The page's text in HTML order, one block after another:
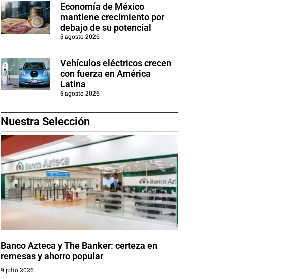
Economía de México
mantiene crecimiento por
debajo de su potencial
5 agosto 2026
Vehículos eléctricos crecen
con fuerza en América
Latina
5 agosto 2026
Nuestra Selección
Banco Azteca y The Banker: certeza en
remesas y ahorro popular
9 julio 2026